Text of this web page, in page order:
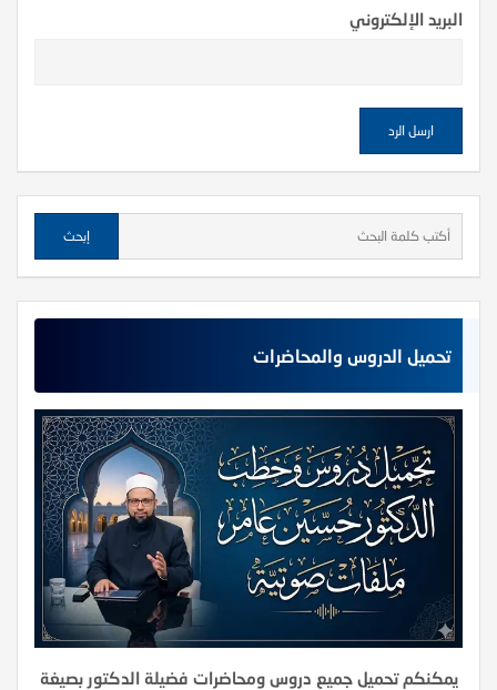
البريد الإلكتروني
تحميل الدروس والمحاضرات
يمكنكم تحميل جميع دروس ومحاضرات فضيلة الدكتور بصيغة